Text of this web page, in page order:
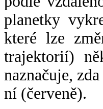
planetky
které lze
trajektorií)
naznačuje,
ní (červeně).